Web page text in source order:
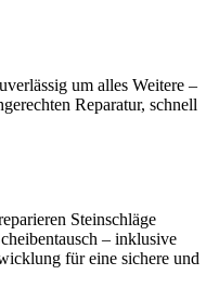
um alles Weitere –
Reparatur, schnell
Steinschläge
– inklusive
für eine sichere und